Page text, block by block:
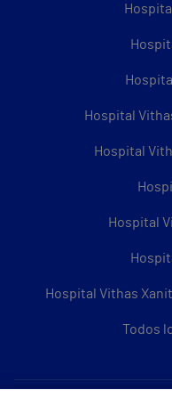
Hospital
Hospital
Hospital
Hospital Vithas
Todos